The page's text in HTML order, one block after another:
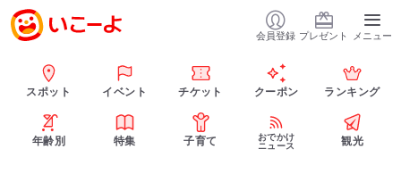
会員登録 プレゼント メニュー
スポット イベント チケット クーポン ランキング
年齢別 特集 子育て
おでかけ
ニュース
観光